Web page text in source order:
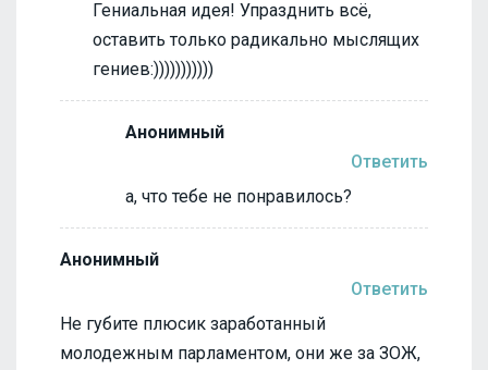
Гениальная идея! Упразднить всё,
оставить только радикально мыслящих
гениев:)))))))))))
Анонимный
Ответить
а, что тебе не понравилось?
Анонимный
Ответить
Не губите плюсик заработанный
молодежным парламентом, они же за ЗОЖ,